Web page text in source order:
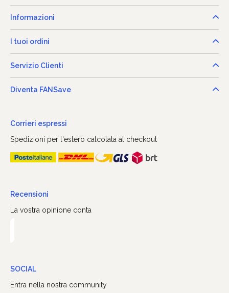
Informazioni
I tuoi ordini
Servizio Clienti
Diventa FANSave
Corrieri espressi
Spedizioni per l'estero calcolata al checkout
Recensioni
La vostra opinione conta
SOCIAL
Entra nella nostra community